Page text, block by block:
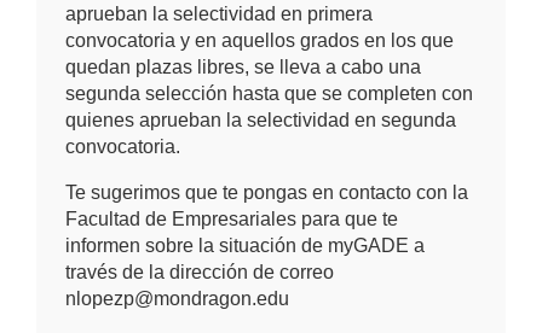
aprueban la selectividad en primera
convocatoria y en aquellos grados en los que
quedan plazas libres, se lleva a cabo una
segunda selección hasta que se completen con
quienes aprueban la selectividad en segunda
convocatoria.
Te sugerimos que te pongas en contacto con la
Facultad de Empresariales para que te
informen sobre la situación de myGADE a
través de la dirección de correo
nlopezp@mondragon.edu